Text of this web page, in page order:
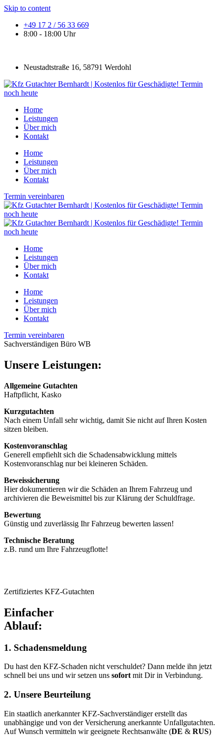
Skip to content
+49 17 2 / 56 33 669
8:00 - 18:00 Uhr
Neustadtstraße 16, 58791 Werdohl
Home
Leistungen
Über mich
Kontakt
Home
Leistungen
Über mich
Kontakt
Termin vereinbaren
Home
Leistungen
Über mich
Kontakt
Home
Leistungen
Über mich
Kontakt
Termin vereinbaren
Sachverständigen Büro WB
Unsere Leistungen:
Allgemeine Gutachten
Haftpflicht, Kasko
Kurzgutachten
Nach einem Unfall sehr wichtig, damit Sie nicht auf Ihren Kosten
sitzen bleiben.
Kostenvoranschlag
Generell empfiehlt sich die Schadensabwicklung mittels
Kostenvoranschlag nur bei kleineren Schäden.
Beweissicherung
Hier dokumentieren wir die Schäden an Ihrem Fahrzeug und
archivieren die Beweismittel bis zur Klärung der Schuldfrage.
Bewertung
Günstig und zuverlässig Ihr Fahrzeug bewerten lassen!
Technische Beratung
z.B. rund um Ihre Fahrzeugflotte!
Zertifiziertes KFZ-Gutachten
Einfacher
Ablauf:
1. Schadensmeldung
Du hast den KFZ-Schaden nicht verschuldet? Dann melde ihn jetzt
schnell bei uns und wir setzen uns sofort mit Dir in Verbindung.
2. Unsere Beurteilung
Ein staatlich anerkannter KFZ-Sachverständiger erstellt das
unabhängige und von der Versicherung anerkannte Unfallgutachten.
Auf Wunsch vermitteln wir geeignete Rechtsanwälte (DE & RUS)